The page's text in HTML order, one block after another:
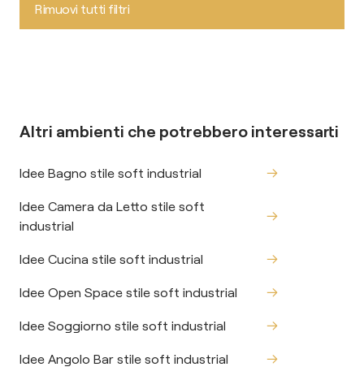
Rimuovi tutti filtri
Altri ambienti che potrebbero interessarti
Idee Bagno stile soft industrial
Idee Camera da Letto stile soft
industrial
Idee Cucina stile soft industrial
Idee Open Space stile soft industrial
Idee Soggiorno stile soft industrial
Idee Angolo Bar stile soft industrial